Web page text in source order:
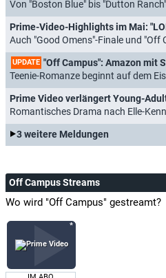
Von "Boston Blue" bis "Dutton Ranch", von
Auch "Good Omens"-Finale und "Off
UPDATE "Off Campus": Amazon mit
Teenie-Romanze beginnt auf dem
Romantisches Drama nach Elle-Kennedy-Roman spielt
3 weitere Meldungen
Off Campus Streams
Wo wird "Off Campus" gestreamt?